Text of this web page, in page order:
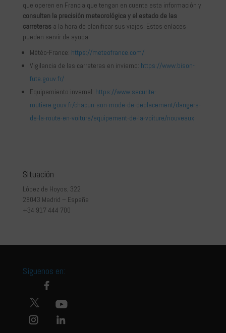
que operen en Francia que tengan en cuenta esta información y
consulten la precisión meteorológica y el estado de las
carreteras a la hora de planificar sus viajes. Estos enlaces
pueden servir de ayuda:
Météo-France: https://meteofrance.com/
Vigilancia de las carreteras en invierno: https://www.bison-
fute.gouv.fr/
Equipamiento invernal: https://www.securite-
routiere.gouv.fr/chacun-son-mode-de-deplacement/dangers-
de-la-route-en-voiture/equipement-de-la-voiture/nouveaux
Situación
López de Hoyos, 322
28043 Madrid – España
+34 917 444 700
Síguenos en: